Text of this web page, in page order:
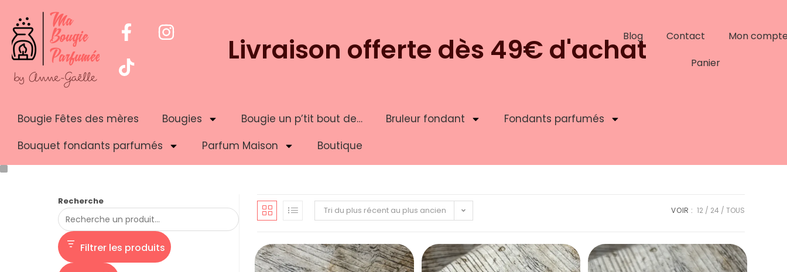
Livraison offerte dès 49€ d'achat
Blog Contact
Mon
Panier
Bougie Fêtes des mères Bougies Bougie un p’tit bout de… Bruleur fondant
Fondants parfumés
Bouquet fondants parfumés
Parfum Maison Boutique
Recherche
Filtrer les produits
Tri du plus récent au plus ancien VOIR : 12 24 TOUS